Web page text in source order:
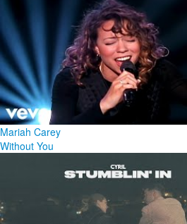
Mariah Carey
Without You